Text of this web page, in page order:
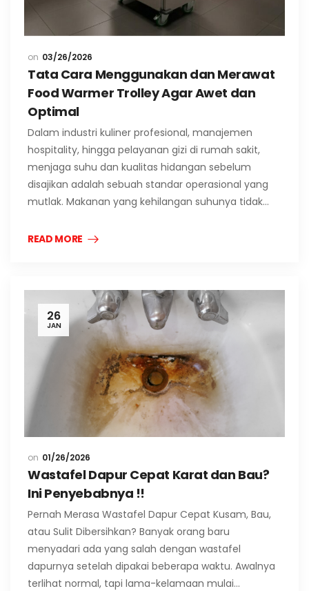
03/26/2026
Tata Cara Menggunakan dan Merawat
Food Warmer Trolley Agar Awet dan
Optimal
Dalam industri kuliner profesional, manajemen
hospitality, hingga pelayanan gizi di rumah sakit,
menjaga suhu dan kualitas hidangan sebelum
disajikan adalah sebuah standar operasional yang
mutlak. Makanan yang kehilangan suhunya tidak…
READ MORE
26
JAN
01/26/2026
Wastafel Dapur Cepat Karat dan Bau?
Ini Penyebabnya !!
Pernah Merasa Wastafel Dapur Cepat Kusam, Bau,
atau Sulit Dibersihkan? Banyak orang baru
menyadari ada yang salah dengan wastafel
dapurnya setelah dipakai beberapa waktu. Awalnya
terlihat normal, tapi lama-kelamaan mulai…